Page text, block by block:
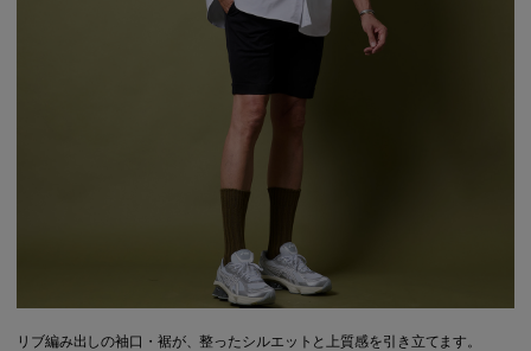
リブ編み出しの袖口・裾が、整ったシルエットと上質感を引き立てます。